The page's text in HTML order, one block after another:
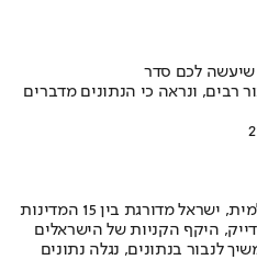
שיעשה לכם סדר
רבים, ונראה כי הנתונים מדברים
העולמית, ישראל מדורגת בין 15 המדינות
היקף הקניות של הישראלים
לנבור בנתונים, נגלה נתונים